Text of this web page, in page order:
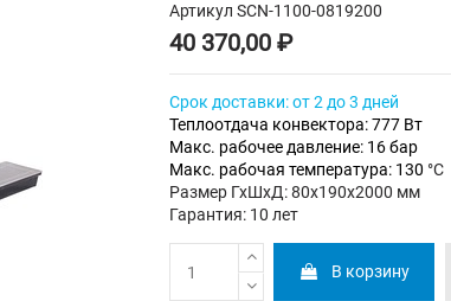
Артикул SCN-1100-0819200
40 370,00 ₽
Срок доставки: от 2 до 3 дней
Теплоотдача конвектора: 777 Вт
Макс. рабочее давление: 16 бар
Макс. рабочая температура: 130 °C
Размер ГхШхД: 80х190х2000 мм
Гарантия: 10 лет
В корзину